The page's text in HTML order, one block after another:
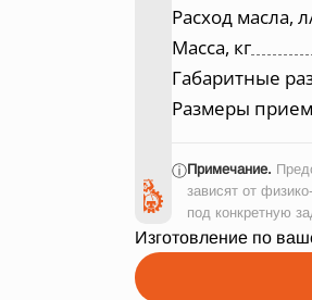
Расход масла,
Масса, кг
Габаритные
Размеры
ⓘПримечание.
зависят от
под конкретную
Изготовление по